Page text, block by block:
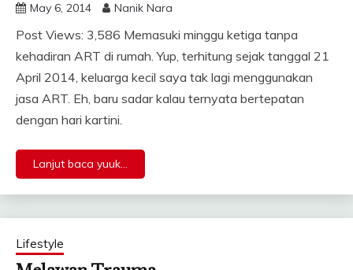
May 6, 2014 Nanik Nara
Post Views: 3,586 Memasuki minggu ketiga tanpa
kehadiran ART di rumah. Yup, terhitung sejak tanggal 21
April 2014, keluarga kecil saya tak lagi menggunakan
jasa ART. Eh, baru sadar kalau ternyata bertepatan
dengan hari kartini.
Lanjut baca yuuk...
Lifestyle